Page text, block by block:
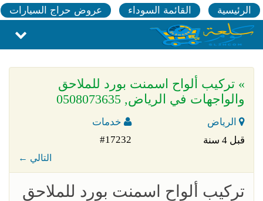
الرئيسية القائمة السوداء عروض حراج السيارات
» تركيب ألواح اسمنت بورد للملاحق
والواجهات في الرياض, 0508073635
الرياض
خدمات
قبل 4 سنة
#17232
← التالي
تركيب ألواح اسمنت بورد للملاحق